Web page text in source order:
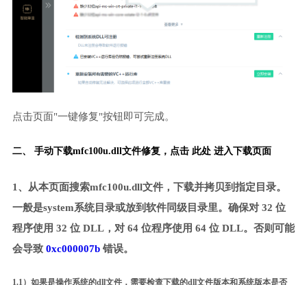
点击页面"一键修复"按钮即可完成。
二、 手动下载mfc100u.dll文件修复， 点击 此处 进入下载页面
1、从本页面搜索mfc100u.dll文件，下载并拷贝到指定目录。
一般是system系统目录或放到软件同级目录里。确保对 32 位
程序使用 32 位 DLL，对 64 位程序使用 64 位 DLL。否则可能
会导致 0xc000007b错误。
1.1）如果是操作系统的dll文件，需要检查下载的dll文件版本和系统版本是否